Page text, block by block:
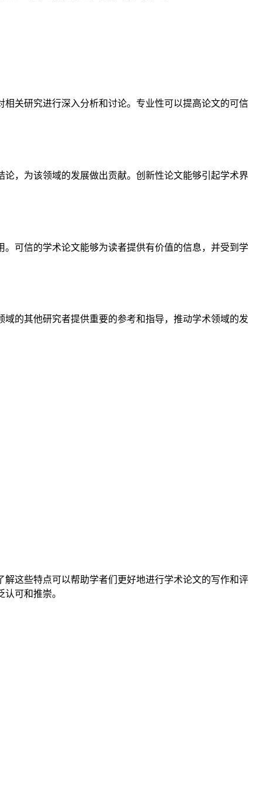
关研究进行深入分析和讨论。专业性可以提高论文的可信
，为该领域的发展做出贡献。创新性论文能够引起学术界
可信的学术论文能够为读者提供有价值的信息，并受到学
的其他研究者提供重要的参考和指导，推动学术领域的发
这些特点可以帮助学者们更好地进行学术论文的写作和评
可和推崇。